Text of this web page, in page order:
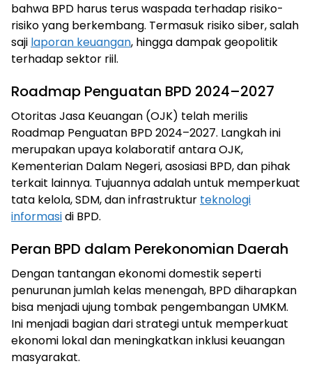
bahwa BPD harus terus waspada terhadap risiko-
risiko yang berkembang. Termasuk risiko siber, salah
saji laporan keuangan, hingga dampak geopolitik
terhadap sektor riil.
Roadmap Penguatan BPD 2024–2027
Otoritas Jasa Keuangan (OJK) telah merilis
Roadmap Penguatan BPD 2024–2027. Langkah ini
merupakan upaya kolaboratif antara OJK,
Kementerian Dalam Negeri, asosiasi BPD, dan pihak
terkait lainnya. Tujuannya adalah untuk memperkuat
tata kelola, SDM, dan infrastruktur teknologi
informasidi BPD.
Peran BPD dalam Perekonomian Daerah
Dengan tantangan ekonomi domestik seperti
penurunan jumlah kelas menengah, BPD diharapkan
bisa menjadi ujung tombak pengembangan UMKM.
Ini menjadi bagian dari strategi untuk memperkuat
ekonomi lokal dan meningkatkan inklusi keuangan
masyarakat.